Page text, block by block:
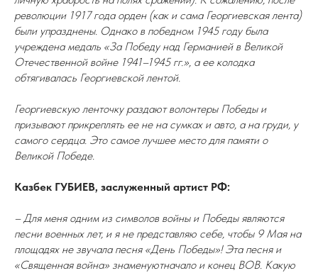
революции 1917 года орден (как и сама Георгиевская лента)
были упразднены. Однако в победном 1945 году была
учреждена медаль «За Победу над Германией в Великой
Отечественной войне 1941–1945 гг.», а ее колодка
обтягивалась Георгиевской лентой.
Георгиевскую ленточку раздают волонтеры Победы и
призывают прикреплять ее не на сумках и авто, а на груди, у
самого сердца. Это самое лучшее место для памяти о
Великой Победе.
Казбек ГУБИЕВ, заслуженный артист РФ:
– Для меня одним из символов войны и Победы являются
песни военных лет, и я не представляю себе, чтобы 9 Мая на
площадях не звучала песня «День Победы»! Эта песня и
«Священная война» знаменуютначало и конец ВОВ. Какую